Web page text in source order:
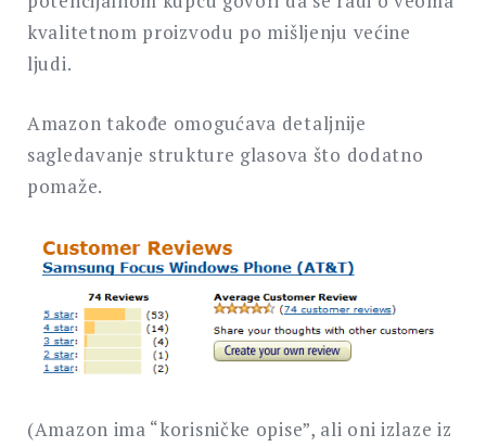
kvalitetnom proizvodu po mišljenju većine
ljudi.
Amazon takođe omogućava detaljnije
sagledavanje strukture glasova što dodatno
pomaže.
(Amazon ima “korisničke opise”, ali oni izlaze iz